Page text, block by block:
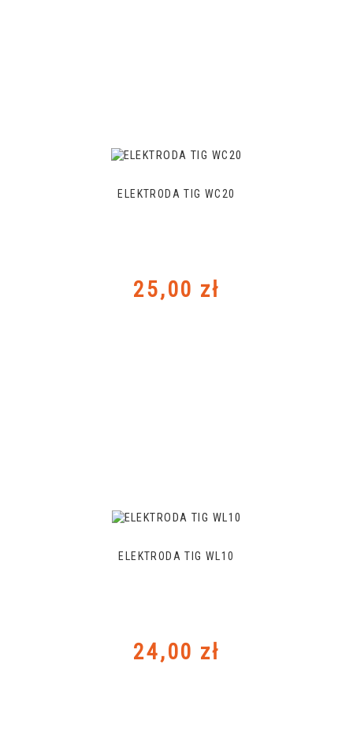
ELEKTRODA TIG WC20
Cena
25,00 zł
ELEKTRODA TIG WL10
Cena
24,00 zł